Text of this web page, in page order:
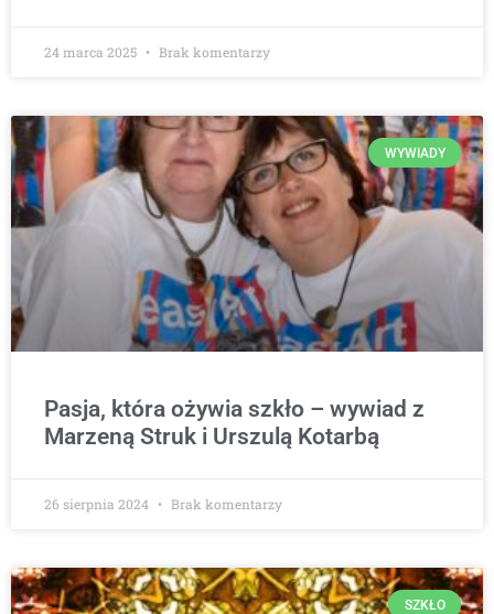
24 marca 2025 Brak komentarzy
WYWIADY
Pasja, która ożywia szkło – wywiad z
Marzeną Struk i Urszulą Kotarbą
26 sierpnia 2024 Brak komentarzy
SZKŁO